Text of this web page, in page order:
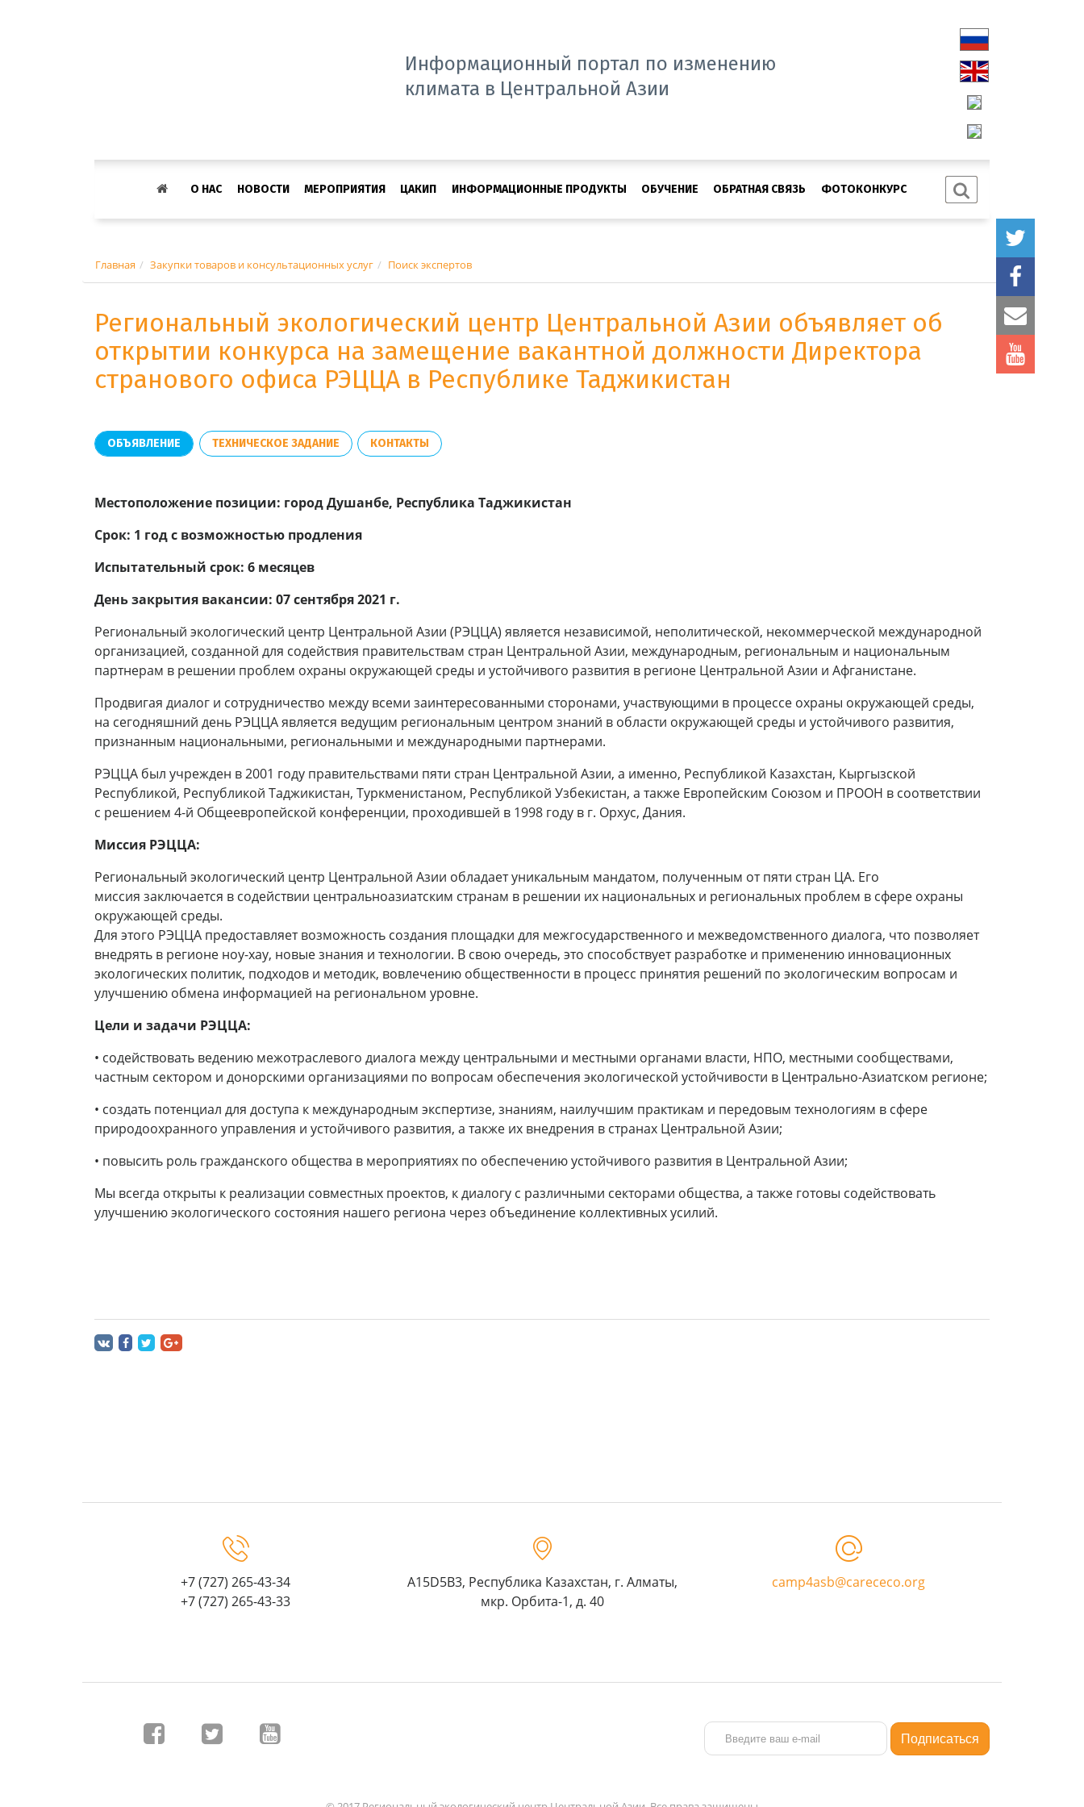
Информационный портал по изменению
климата в Центральной Азии
О НАС НОВОСТИ МЕРОПРИЯТИЯ ЦАКИП ИНФОРМАЦИОННЫЕ ПРОДУКТЫ ОБУЧЕНИЕ ОБРАТНАЯ СВЯЗЬ ФОТОКОНКУРС
Главная Закупки товаров и консультационных услуг Поиск экспертов
Региональный экологический центр Центральной Азии объявляет об
открытии конкурса на замещение вакантной должности Директора
странового офиса РЭЦЦА в Республике Таджикистан
ОБЪЯВЛЕНИЕ ТЕХНИЧЕСКОЕ ЗАДАНИЕ КОНТАКТЫ
Местоположение позиции: город Душанбе, Республика Таджикистан
Срок: 1 год с возможностью продления
Испытательный срок: 6 месяцев
День закрытия вакансии: 07 сентября 2021 г.
Региональный экологический центр Центральной Азии (РЭЦЦА) является независимой, неполитической, некоммерческой международной
организацией, созданной для содействия правительствам стран Центральной Азии, международным, региональным и национальным
партнерам в решении проблем охраны окружающей среды и устойчивого развития в регионе Центральной Азии и Афганистане.
Продвигая диалог и сотрудничество между всеми заинтересованными сторонами, участвующими в процессе охраны окружающей среды,
на сегодняшний день РЭЦЦА является ведущим региональным центром знаний в области окружающей среды и устойчивого развития,
признанным национальными, региональными и международными партнерами.
РЭЦЦА был учрежден в 2001 году правительствами пяти стран Центральной Азии, а именно, Республикой Казахстан, Кыргызской
Республикой, Республикой Таджикистан, Туркменистаном, Республикой Узбекистан, а также Европейским Союзом и ПРООН в соответствии
с решением 4-й Общеевропейской конференции, проходившей в 1998 году в г. Орхус, Дания.
Миссия РЭЦЦА:
Региональный экологический центр Центральной Азии обладает уникальным мандатом, полученным от пяти стран ЦА. Его
миссия заключается в содействии центральноазиатским странам в решении их национальных и региональных проблем в сфере охраны
окружающей среды.
Для этого РЭЦЦА предоставляет возможность создания площадки для межгосударственного и межведомственного диалога, что позволяет
внедрять в регионе ноу-хау, новые знания и технологии. В свою очередь, это способствует разработке и применению инновационных
экологических политик, подходов и методик, вовлечению общественности в процесс принятия решений по экологическим вопросам и
улучшению обмена информацией на региональном уровне.
Цели и задачи РЭЦЦА:
• содействовать ведению межотраслевого диалога между центральными и местными органами власти, НПО, местными сообществами,
частным сектором и донорскими организациями по вопросам обеспечения экологической устойчивости в Центрально-Азиатском регионе;
• создать потенциал для доступа к международным экспертизе, знаниям, наилучшим практикам и передовым технологиям в сфере
природоохранного управления и устойчивого развития, а также их внедрения в странах Центральной Азии;
• повысить роль гражданского общества в мероприятиях по обеспечению устойчивого развития в Центральной Азии;
Мы всегда открыты к реализации совместных проектов, к диалогу с различными секторами общества, а также готовы содействовать
улучшению экологического состояния нашего региона через объединение коллективных усилий.
+7 (727) 265-43-34
+7 (727) 265-43-33
A15D5B3, Республика Казахстан, г. Алматы,
мкр. Орбита-1, д. 40
camp4asb@carececo.org